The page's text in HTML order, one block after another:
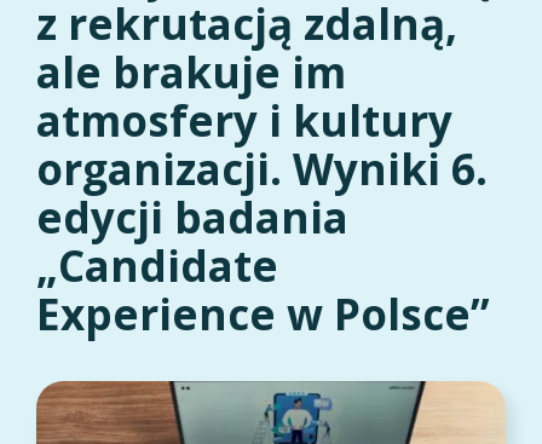
z rekrutacją zdalną,
ale brakuje im
atmosfery i kultury
organizacji. Wyniki 6.
edycji badania
„Candidate
Experience w Polsce”